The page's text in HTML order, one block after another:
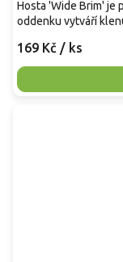
169 Kč / ks
Hosta 'Wide Brim' je
oddenku vytváří